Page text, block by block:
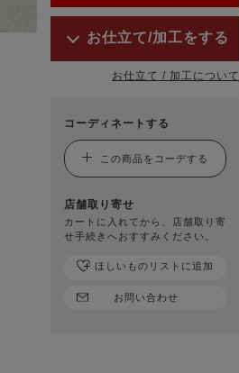
お仕立て/加工をする
お仕立て / 加工について
コーディネートする
この商品をコーデする
店舗取り寄せ
カートに入れてから、店舗取り寄
せ手続きへおすすみください。
お問い合わせ
ほしいものリストに追加